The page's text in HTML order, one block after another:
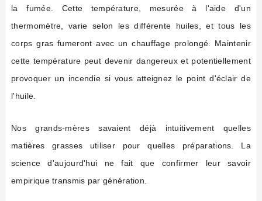
la fumée. Cette température, mesurée à l'aide d'un
thermomètre, varie selon les différente huiles, et tous les
corps gras fumeront avec un chauffage prolongé. Maintenir
cette température peut devenir dangereux et potentiellement
provoquer un incendie si vous atteignez le point d'éclair de
l'huile.
Nos grands-mères savaient déjà intuitivement quelles
matières grasses utiliser pour quelles préparations. La
science d'aujourd'hui ne fait que confirmer leur savoir
empirique transmis par génération.